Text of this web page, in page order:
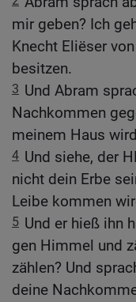
mir geben? Ich
Knecht Eliëser
besitzen.
3 Und Abram
Nachkommen
meinem Haus
4 Und siehe, der
nicht dein Erbe
Leibe kommen
5 Und er hieß ihn
gen Himmel und
zählen? Und
deine